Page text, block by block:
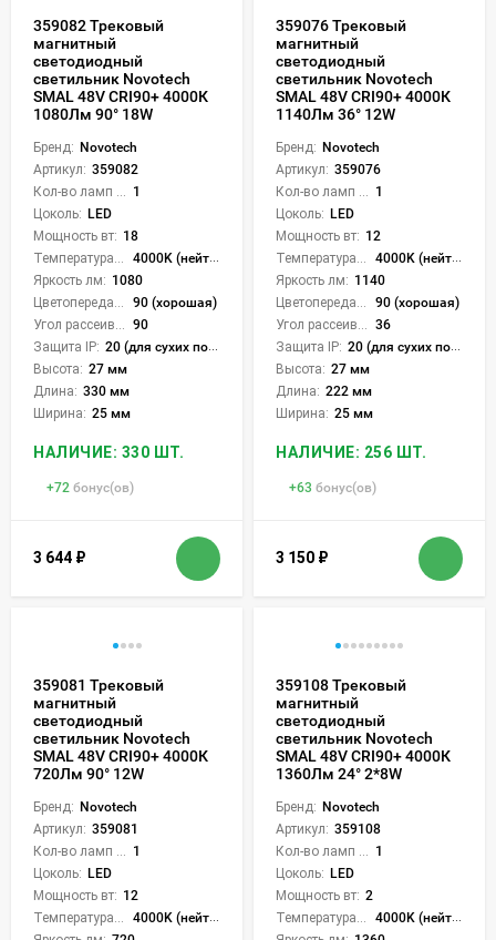
359082 Трековый
магнитный
светодиодный
светильник Novotech
SMAL 48V CRI90+ 4000К
1080Лм 90° 18W
Бренд: Novotech
Артикул: 359082
1
Цоколь: LED
Мощность вт: 18
4000K (нейтральный)
Яркость лм: 1080
90 (хорошая)
90
Защита IP: 20 (для сухих пом.)
Высота: 27 мм
Длина: 330 мм
Ширина: 25 мм
НАЛИЧИЕ: 330 ШТ.
+72 бонус(ов)
3 644 ₽
359076 Трековый
магнитный
светодиодный
светильник Novotech
SMAL 48V CRI90+ 4000К
1140Лм 36° 12W
Бренд: Novotech
Артикул: 359076
1
Цоколь: LED
Мощность вт: 12
4000K (нейтральный)
Яркость лм: 1140
90 (хорошая)
36
Защита IP: 20 (для сухих пом.)
Высота: 27 мм
Длина: 222 мм
Ширина: 25 мм
НАЛИЧИЕ: 256 ШТ.
+63 бонус(ов)
3 150 ₽
359081 Трековый
магнитный
светодиодный
светильник Novotech
SMAL 48V CRI90+ 4000К
720Лм 90° 12W
Бренд: Novotech
Артикул: 359081
1
Цоколь: LED
Мощность вт: 12
4000K (нейтральный)
359108 Трековый
магнитный
светодиодный
светильник Novotech
SMAL 48V CRI90+ 4000К
1360Лм 24° 2*8W
Бренд: Novotech
Артикул: 359108
1
Цоколь: LED
Мощность вт: 2
4000K (нейтральный)